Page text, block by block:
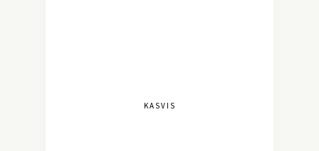
KASVIS